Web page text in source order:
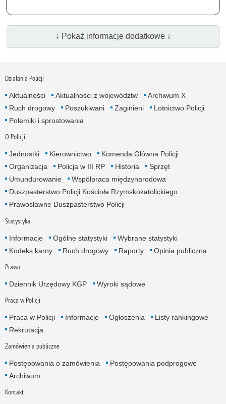
↓ Pokaż informacje dodatkowe ↓
Działania Policji
Aktualności Aktualności z województw
Archiwum X
Ruch drogowy
Poszukiwani Zaginieni
Lotnictwo Policji
Polemiki i sprostowania
O Policji
Jednostki Kierownictwo
Komenda Główna Policji
Organizacja
Policja w III RP Historia
Sprzęt
Umundurowanie
Współpraca międzynarodowa
Duszpasterstwo Policji Kościoła Rzymskokatolickiego
Prawosławne Duszpasterstwo Policji
Statystyka
Informacje Ogólne statystyki
Wybrane statystyki
Kodeks karny
Ruch drogowy Raporty Opinia publiczna
Prawo
Dziennik Urzędowy KGP Wyroki sądowe
Praca w Policji
Praca w Policji Informacje Ogłoszenia
Listy rankingowe
Rekrutacja
Zamówienia publiczne
Postępowania o zamówienia
Postępowania podprogowe
Archiwum
Kontakt